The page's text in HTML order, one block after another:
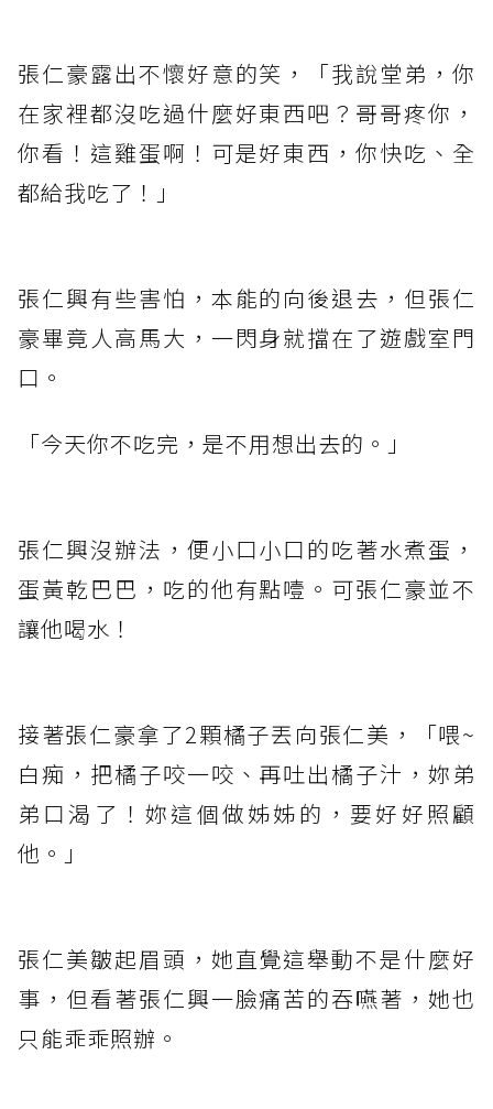
張仁豪露出不懷好意的笑，「我說堂弟，你
在家裡都沒吃過什麼好東西吧？哥哥疼你，
你看！這雞蛋啊！可是好東西，你快吃、全
都給我吃了！」
張仁興有些害怕，本能的向後退去，但張仁
豪畢竟人高馬大，一閃身就擋在了遊戲室門
口。
「今天你不吃完，是不用想出去的。」
張仁興沒辦法，便小口小口的吃著水煮蛋，
蛋黃乾巴巴，吃的他有點噎。可張仁豪並不
讓他喝水！
接著張仁豪拿了2顆橘子丟向張仁美，「喂~
白痴，把橘子咬一咬、再吐出橘子汁，妳弟
弟口渴了！妳這個做姊姊的，要好好照顧
他。」
張仁美皺起眉頭，她直覺這舉動不是什麼好
事，但看著張仁興一臉痛苦的吞嚥著，她也
只能乖乖照辦。